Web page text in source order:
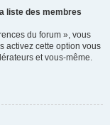
liste des membres
du forum », vous
activez cette option vous
et vous-même.